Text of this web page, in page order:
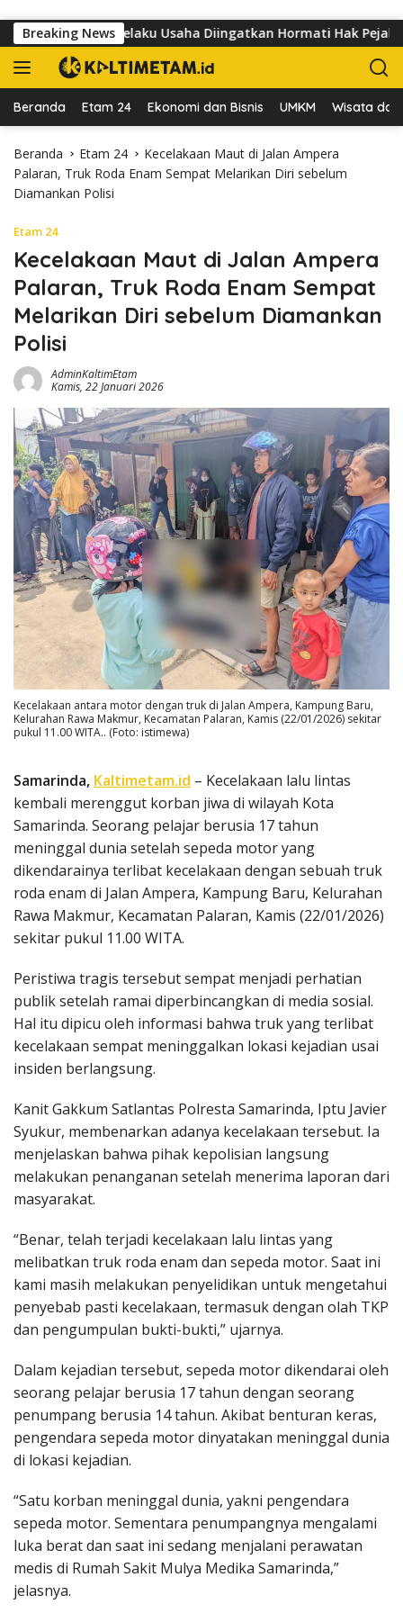
Breaking News
Pelaku Usaha Diingatkan Hormati Hak Pejalan Kaki
Beranda Etam 24 Ekonomi dan Bisnis UMKM Wisata dan
Beranda Etam 24
Kecelakaan Maut di Jalan Ampera
Palaran, Truk Roda Enam Sempat Melarikan Diri sebelum
Diamankan Polisi
Etam 24
Kecelakaan Maut di Jalan Ampera
Palaran, Truk Roda Enam Sempat
Melarikan Diri sebelum Diamankan
Polisi
AdminKaltimEtam
Kamis, 22 Januari 2026
Kecelakaan antara motor dengan truk di Jalan Ampera, Kampung Baru,
Kelurahan Rawa Makmur, Kecamatan Palaran, Kamis (22/01/2026) sekitar
pukul 11.00 WITA.. (Foto: istimewa)
Samarinda, Kaltimetam.id – Kecelakaan lalu lintas
kembali merenggut korban jiwa di wilayah Kota
Samarinda. Seorang pelajar berusia 17 tahun
meninggal dunia setelah sepeda motor yang
dikendarainya terlibat kecelakaan dengan sebuah truk
roda enam di Jalan Ampera, Kampung Baru, Kelurahan
Rawa Makmur, Kecamatan Palaran, Kamis (22/01/2026)
sekitar pukul 11.00 WITA.
Peristiwa tragis tersebut sempat menjadi perhatian
publik setelah ramai diperbincangkan di media sosial.
Hal itu dipicu oleh informasi bahwa truk yang terlibat
kecelakaan sempat meninggalkan lokasi kejadian usai
insiden berlangsung.
Kanit Gakkum Satlantas Polresta Samarinda, Iptu Javier
Syukur, membenarkan adanya kecelakaan tersebut. Ia
menjelaskan bahwa pihak kepolisian langsung
melakukan penanganan setelah menerima laporan dari
masyarakat.
“Benar, telah terjadi kecelakaan lalu lintas yang
melibatkan truk roda enam dan sepeda motor. Saat ini
kami masih melakukan penyelidikan untuk mengetahui
penyebab pasti kecelakaan, termasuk dengan olah TKP
dan pengumpulan bukti-bukti,” ujarnya.
Dalam kejadian tersebut, sepeda motor dikendarai oleh
seorang pelajar berusia 17 tahun dengan seorang
penumpang berusia 14 tahun. Akibat benturan keras,
pengendara sepeda motor dinyatakan meninggal dunia
di lokasi kejadian.
“Satu korban meninggal dunia, yakni pengendara
sepeda motor. Sementara penumpangnya mengalami
luka berat dan saat ini sedang menjalani perawatan
medis di Rumah Sakit Mulya Medika Samarinda,”
jelasnya.